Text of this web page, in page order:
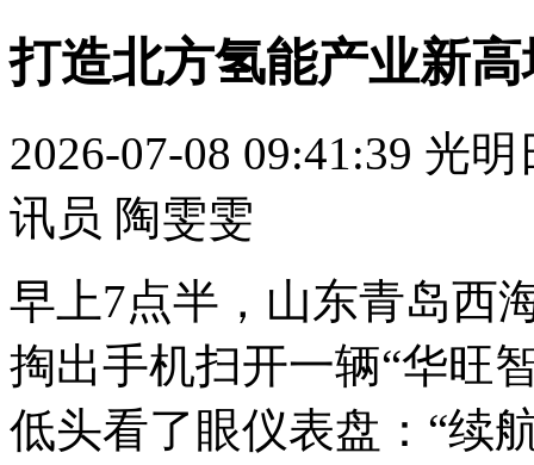
打造北方氢能产业新高
2026-07-08 09:41:39 光
讯员 陶雯雯
早上7点半，山东青岛西
掏出手机扫开一辆“华旺
低头看了眼仪表盘：“续